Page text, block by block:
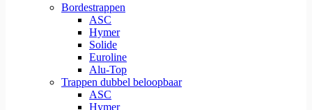
Bordestrappen
ASC
Hymer
Solide
Euroline
Alu-Top
Trappen dubbel beloopbaar
ASC
Hymer